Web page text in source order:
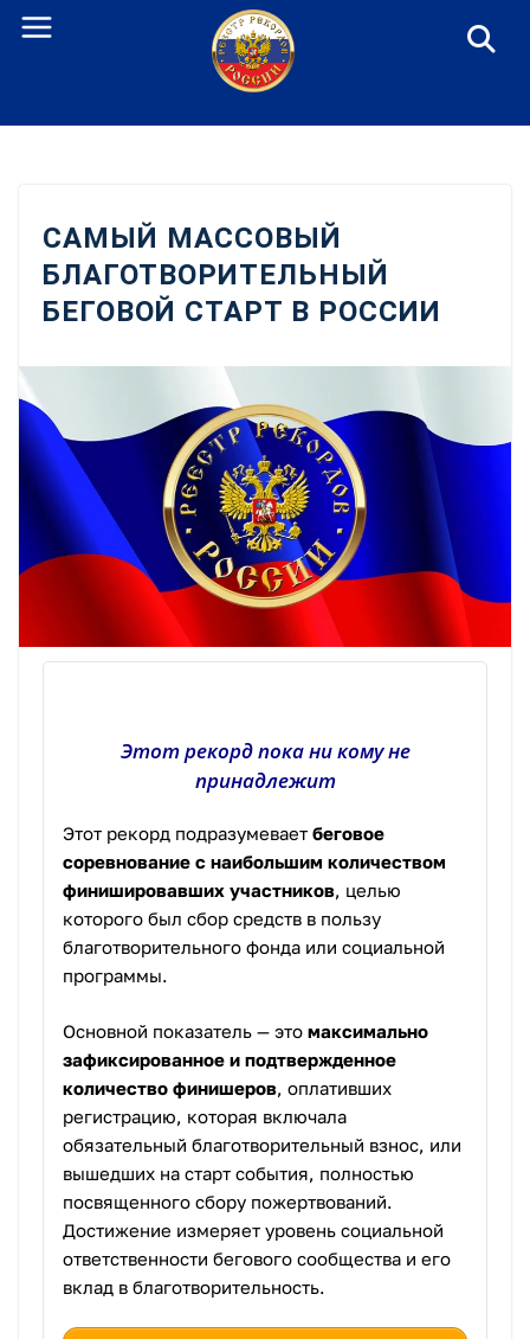
Перейти
САМЫЙ МАССОВЫЙ
БЛАГОТВОРИТЕЛЬНЫЙ
БЕГОВОЙ СТАРТ В РОССИИ
Этот рекорд пока ни кому не
принадлежит
Этот рекорд подразумевает беговое
соревнование с наибольшим количеством
финишировавших участников, целью
которого был сбор средств в пользу
благотворительного фонда или социальной
программы.
Основной показатель — это максимально
зафиксированное и подтвержденное
количество финишеров, оплативших
регистрацию, которая включала
обязательный благотворительный взнос, или
вышедших на старт события, полностью
посвященного сбору пожертвований.
Достижение измеряет уровень социальной
ответственности бегового сообщества и его
вклад в благотворительность.